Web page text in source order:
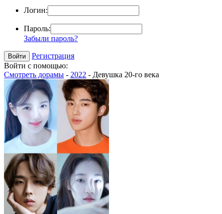
Логин:
Пароль:
Забыли пароль?
Регистрация
Войти с помощью:
Смотреть дорамы - 2022 - Девушка 20-го века